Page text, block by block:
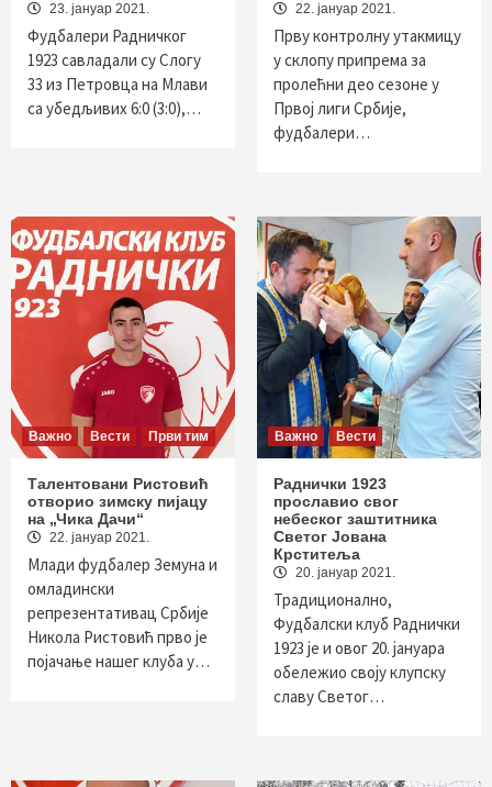
23. јануар 2021.
Фудбалери Радничког
1923 савладали су Слогу
33 из Петровца на Млави
са убедљивих 6:0 (3:0),…
22. јануар 2021.
Прву контролну утакмицу
у склопу припрема за
пролећни део сезоне у
Првој лиги Србије,
фудбалери…
Важно Вести Први тим
Талентовани Ристовић
отворио зимску пијацу
на „Чика Дачи“
22. јануар 2021.
Млади фудбалер Земуна и
омладински
репрезентативац Србије
Никола Ристовић прво је
појачање нашег клуба у…
Важно Вести
Раднички 1923
прославио свог
небеског заштитника
Светог Јована
Крститеља
20. јануар 2021.
Традиционално,
Фудбалски клуб Раднички
1923 је и овог 20. јануара
обележио своју клупску
славу Светог…